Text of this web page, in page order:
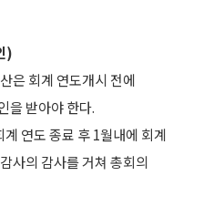
)
은 회계 연도개시 전에
을 받아야 한다.
연도 종료 후 1월내에 회계
사의 감사를 거쳐 총회의